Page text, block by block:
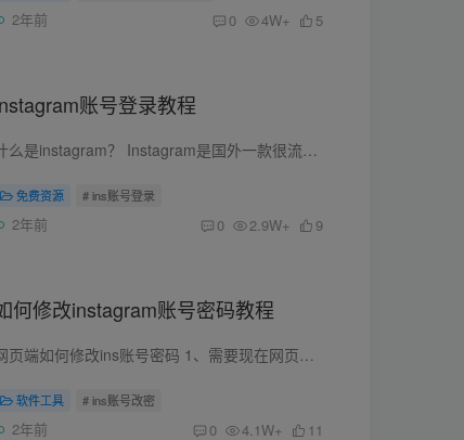
2年前 0 4W+ 5
账号登录教程
什么是instagram？ Instagram是国外一款很流行的可以发照片和视频社交平台。 用户可以在手机上拍摄或上传图片和视频，然后添加滤镜、标签、文字和其他创意元素。人们可以对这些上传的视频或者照...
免费资源 # ins账号登录
2年前 0 2.9W+ 9
何修改instagram账号密码教程
网页端如何修改ins账号密码 1、需要现在网页端：https://www.instagram.com/ 成功登录你的instagram账号。 2、登录网页成功后，点击右下角【更多】，如图： 3、如图点击设置里的【在账户中心查...
软件工具 # ins账号改密
2年前 0 4.1W+ 11